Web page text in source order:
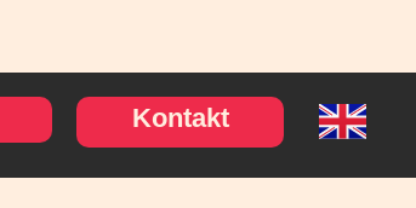
Kontakt